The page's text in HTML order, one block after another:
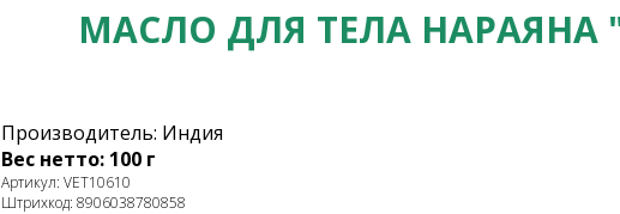
МАСЛО ДЛЯ ТЕЛА НАРАЯНА
Производитель: Индия
Вес нетто: 100 г
Артикул: VET10610
Штрихкод: 8906038780858